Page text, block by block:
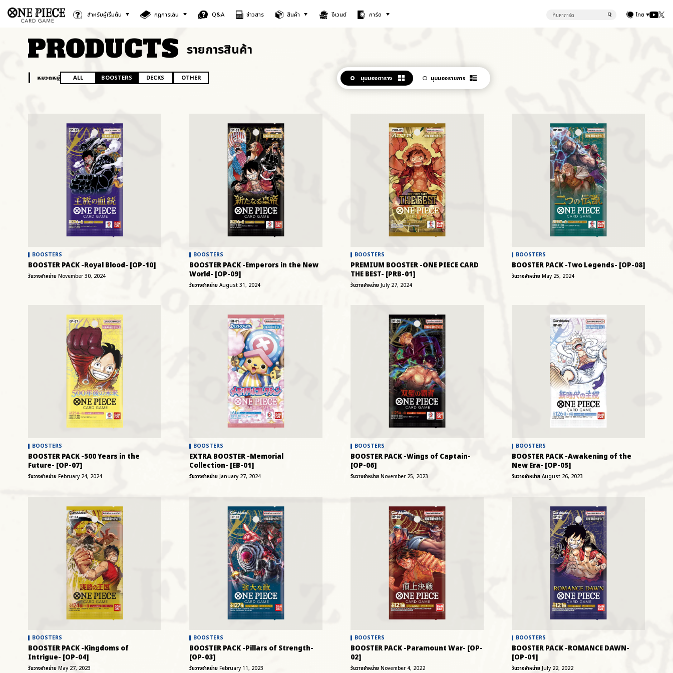
สำหรับผู้เริ่มต้น กฎการเล่น Q&A ข่าวสาร สินค้า อีเวนต์ การ์ด ไทย
PRODUCTS รายการสินค้า
หมวดหมู่ ALL BOOSTERS DECKS OTHER มุมมองตาราง มุมมองรายการ
BOOSTERS
BOOSTER PACK -Royal Blood- [OP-10]
วันวางจำหน่าย November 30, 2024
BOOSTERS
BOOSTER PACK -Emperors in the New
World- [OP-09]
วันวางจำหน่าย August 31, 2024
BOOSTERS
PREMIUM BOOSTER -ONE PIECE CARD
THE BEST- [PRB-01]
วันวางจำหน่าย July 27, 2024
BOOSTERS
BOOSTER PACK -Two Legends- [OP-08]
วันวางจำหน่าย May 25, 2024
BOOSTERS
BOOSTER PACK -500 Years in the
Future- [OP-07]
วันวางจำหน่าย February 24, 2024
BOOSTERS
EXTRA BOOSTER -Memorial
Collection- [EB-01]
วันวางจำหน่าย January 27, 2024
BOOSTERS
BOOSTER PACK -Wings of Captain-
[OP-06]
วันวางจำหน่าย November 25, 2023
BOOSTERS
BOOSTER PACK -Awakening of the
New Era- [OP-05]
วันวางจำหน่าย August 26, 2023
BOOSTERS
BOOSTER PACK -Kingdoms of
Intrigue- [OP-04]
วันวางจำหน่าย May 27, 2023
BOOSTERS
BOOSTER PACK -Pillars of Strength-
[OP-03]
วันวางจำหน่าย February 11, 2023
BOOSTERS
BOOSTER PACK -Paramount War- [OP-
02]
วันวางจำหน่าย November 4, 2022
BOOSTERS
BOOSTER PACK -ROMANCE DAWN-
[OP-01]
วันวางจำหน่าย July 22, 2022